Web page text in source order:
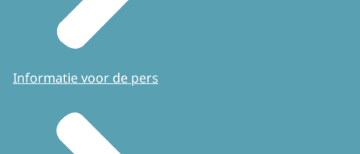
Informatie voor de pers